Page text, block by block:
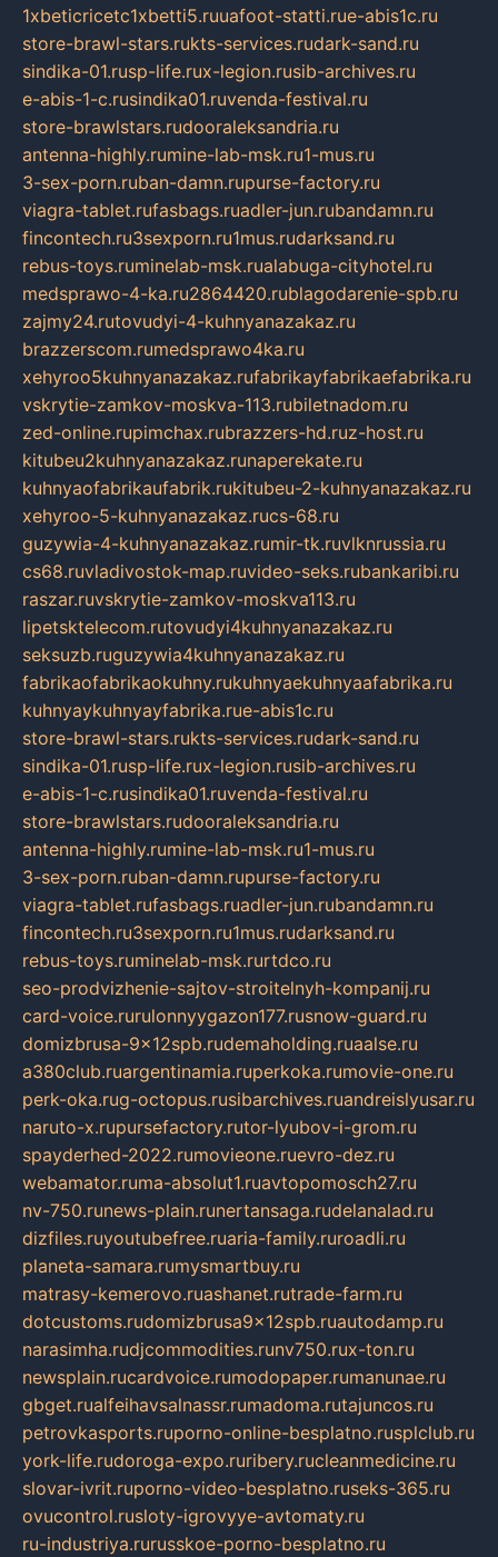
1xbeticricetc1xbetti5.ruuafoot-statti.rue-abis1c.ru
store-brawl-stars.rukts-services.rudark-sand.ru
sindika-01.rusp-life.rux-legion.rusib-archives.ru
e-abis-1-c.rusindika01.ruvenda-festival.ru
store-brawlstars.rudooraleksandria.ru
antenna-highly.rumine-lab-msk.ru1-mus.ru
3-sex-porn.ruban-damn.rupurse-factory.ru
viagra-tablet.rufasbags.ruadler-jun.rubandamn.ru
fincontech.ru3sexporn.ru1mus.rudarksand.ru
rebus-toys.ruminelab-msk.rualabuga-cityhotel.ru
medsprawo-4-ka.ru2864420.rublagodarenie-spb.ru
zajmy24.rutovudyi-4-kuhnyanazakaz.ru
brazzerscom.rumedsprawo4ka.ru
xehyroo5kuhnyanazakaz.rufabrikayfabrikaefabrika.ru
vskrytie-zamkov-moskva-113.rubiletnadom.ru
zed-online.rupimchax.rubrazzers-hd.ruz-host.ru
kitubeu2kuhnyanazakaz.runaperekate.ru
kuhnyaofabrikaufabrik.rukitubeu-2-kuhnyanazakaz.ru
xehyroo-5-kuhnyanazakaz.rucs-68.ru
guzywia-4-kuhnyanazakaz.rumir-tk.ruvlknrussia.ru
cs68.ruvladivostok-map.ruvideo-seks.rubankaribi.ru
raszar.ruvskrytie-zamkov-moskva113.ru
lipetsktelecom.rutovudyi4kuhnyanazakaz.ru
seksuzb.ruguzywia4kuhnyanazakaz.ru
fabrikaofabrikaokuhny.rukuhnyaekuhnyaafabrika.ru
kuhnyaykuhnyayfabrika.rue-abis1c.ru
store-brawl-stars.rukts-services.rudark-sand.ru
sindika-01.rusp-life.rux-legion.rusib-archives.ru
e-abis-1-c.rusindika01.ruvenda-festival.ru
store-brawlstars.rudooraleksandria.ru
antenna-highly.rumine-lab-msk.ru1-mus.ru
3-sex-porn.ruban-damn.rupurse-factory.ru
viagra-tablet.rufasbags.ruadler-jun.rubandamn.ru
fincontech.ru3sexporn.ru1mus.rudarksand.ru
rebus-toys.ruminelab-msk.rurtdco.ru
seo-prodvizhenie-sajtov-stroitelnyh-kompanij.ru
card-voice.rurulonnyygazon177.rusnow-guard.ru
domizbrusa-9x12spb.rudemaholding.ruaalse.ru
a380club.ruargentinamia.ruperkoka.rumovie-one.ru
perk-oka.rug-octopus.rusibarchives.ruandreislyusar.ru
naruto-x.rupursefactory.rutor-lyubov-i-grom.ru
spayderhed-2022.rumovieone.ruevro-dez.ru
webamator.ruma-absolut1.ruavtopomosch27.ru
nv-750.runews-plain.runertansaga.rudelanalad.ru
dizfiles.ruyoutubefree.ruaria-family.ruroadli.ru
planeta-samara.rumysmartbuy.ru
matrasy-kemerovo.ruashanet.rutrade-farm.ru
dotcustoms.rudomizbrusa9x12spb.ruautodamp.ru
narasimha.rudjcommodities.runv750.rux-ton.ru
newsplain.rucardvoice.rumodopaper.rumanunae.ru
gbget.rualfeihavsalnassr.rumadoma.rutajuncos.ru
petrovkasports.ruporno-online-besplatno.rusplclub.ru
york-life.rudoroga-expo.ruribery.rucleanmedicine.ru
slovar-ivrit.ruporno-video-besplatno.ruseks-365.ru
ovucontrol.rusloty-igrovyye-avtomaty.ru
ru-industriya.rurusskoe-porno-besplatno.ru